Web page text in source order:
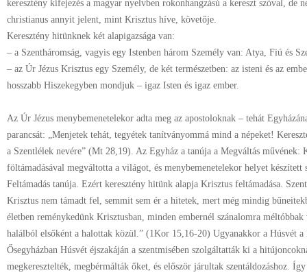
keresztény kifejezés a magyar nyelvben rokonhangzású a kereszt szóval, de
christianus annyit jelent, mint Krisztus híve, követője.
Keresztény hitünknek két alapigazsága van:
– a Szentháromság, vagyis egy Istenben három Személy van: Atya, Fiú és
– az Úr Jézus Krisztus egy Személy, de két természetben: az isteni és az
hosszabb Hiszekegyben mondjuk – igaz Isten és igaz ember.
Az Úr Jézus menybemenetelekor adta meg az apostoloknak – tehát
parancsát: „Menjetek tehát, tegyétek tanítványommá mind a népeket!
a Szentlélek nevére” (Mt 28,19). Az Egyház a tanúja a Megváltás művének:
föltámadásával megváltotta a világot, és menybemenetelekor helyet készített
Feltámadás tanúja. Ezért keresztény hitünk alapja Krisztus feltámadása.
Krisztus nem támadt fel, semmit sem ér a hitetek, mert még mindig
életben reménykedünk Krisztusban, minden embernél szánalomra
halálból elsőként a halottak közül.” (1Kor 15,16-20) Ugyanakkor a Húsvét a
Ősegyházban Húsvét éjszakáján a szentmisében szolgáltatták ki a
megkeresztelték, megbérmálták őket, és először járultak szentáldozáshoz.